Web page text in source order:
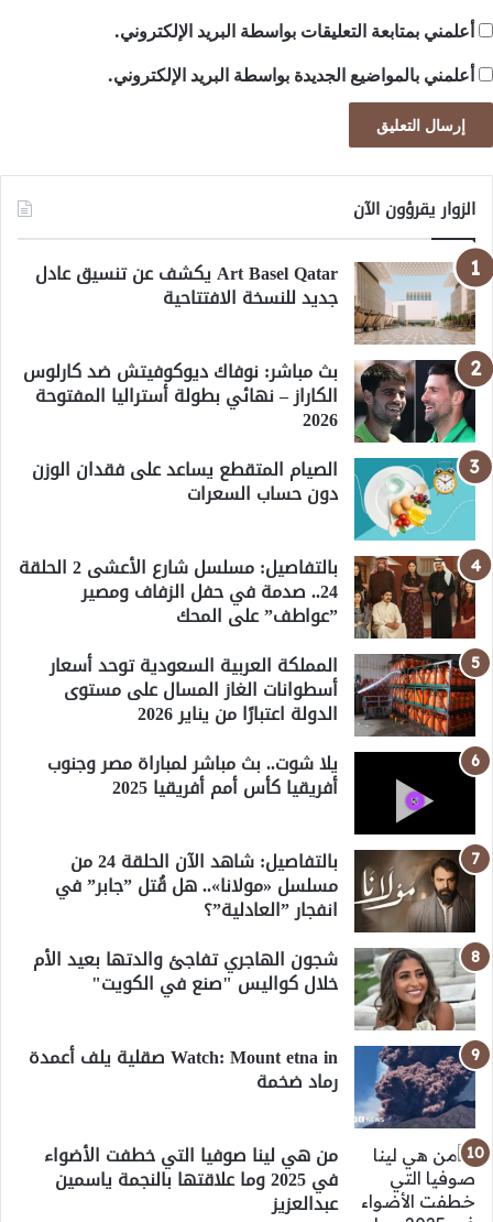
أعلمني بمتابعة التعليقات بواسطة البريد الإلكتروني.
أعلمني بالمواضيع الجديدة بواسطة البريد الإلكتروني.
الزوار يقرؤون الآن
Art Basel Qatar يكشف عن تنسيق عادل
جديد للنسخة الافتتاحية
بث مباشر: نوفاك ديوكوفيتش ضد كارلوس
الكاراز – نهائي بطولة أستراليا المفتوحة
2026
الصيام المتقطع يساعد على فقدان الوزن
دون حساب السعرات
بالتفاصيل: مسلسل شارع الأعشى 2 الحلقة
24.. صدمة في حفل الزفاف ومصير
”عواطف” على المحك
المملكة العربية السعودية توحد أسعار
أسطوانات الغاز المسال على مستوى
الدولة اعتبارًا من يناير 2026
يلا شوت.. بث مباشر لمباراة مصر وجنوب
أفريقيا كأس أمم أفريقيا 2025
بالتفاصيل: شاهد الآن الحلقة 24 من
مسلسل «مولانا».. هل قُتل ”جابر” في
انفجار ”العادلية”؟
شجون الهاجري تفاجئ والدتها بعيد الأم
خلال كواليس "صنع في الكويت"
Watch: Mount etna in صقلية يلف أعمدة
رماد ضخمة
من هي لينا صوفيا التي خطفت الأضواء
في 2025 وما علاقتها بالنجمة ياسمين
عبدالعزيز